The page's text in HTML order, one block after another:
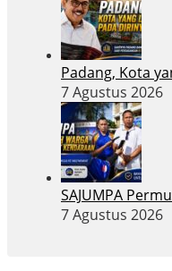
Padang, Kota
7 Agustus 2026
SAJUMPA
7 Agustus 2026